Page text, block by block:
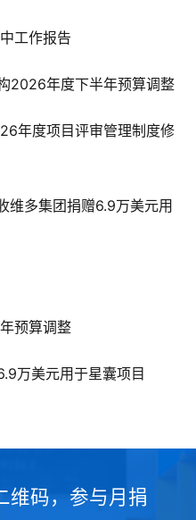
工作报告
2026年度下半年预算调整
年度项目评审管理制度修
维多集团捐赠6.9万美元用
预算调整
万美元用于星囊项目
维码，参与月捐